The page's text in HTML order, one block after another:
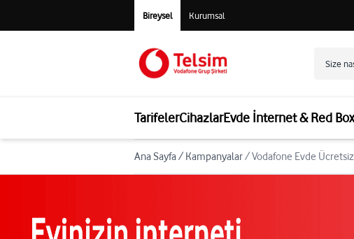
Bireysel Kurumsal
TarifelerCihazlarEvde İnternet & Red Box
Ana Sayfa/ Kampanyalar/Vodafone Evde